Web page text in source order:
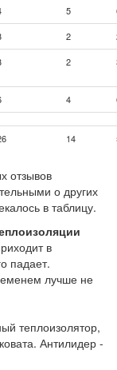
5
2
2
4
14
отзывов
о других
в таблицу.
в
падает.
лучше не
теплоизолятор,
Антилидер -